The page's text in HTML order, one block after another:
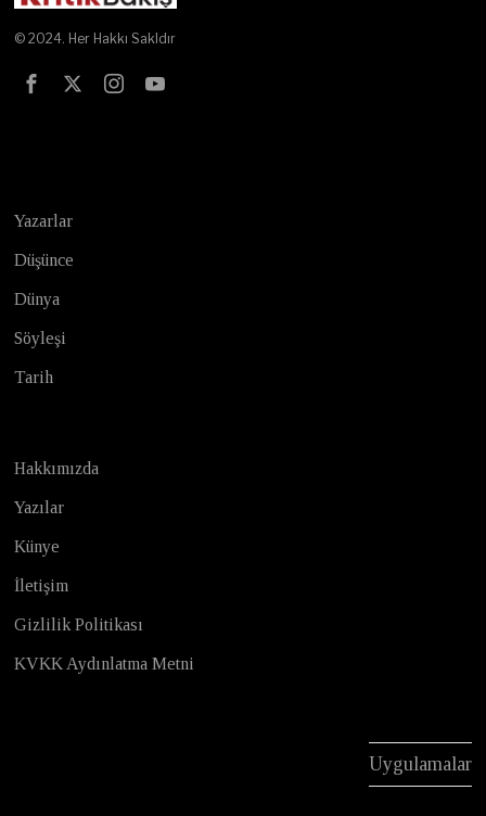
© 2024. Her Hakkı Sakldır
Yazarlar
Düşünce
Dünya
Söyleşi
Tarih
Hakkımızda
Yazılar
Künye
İletişim
Gizlilik Politikası
KVKK Aydınlatma Metni
Uygulamalar